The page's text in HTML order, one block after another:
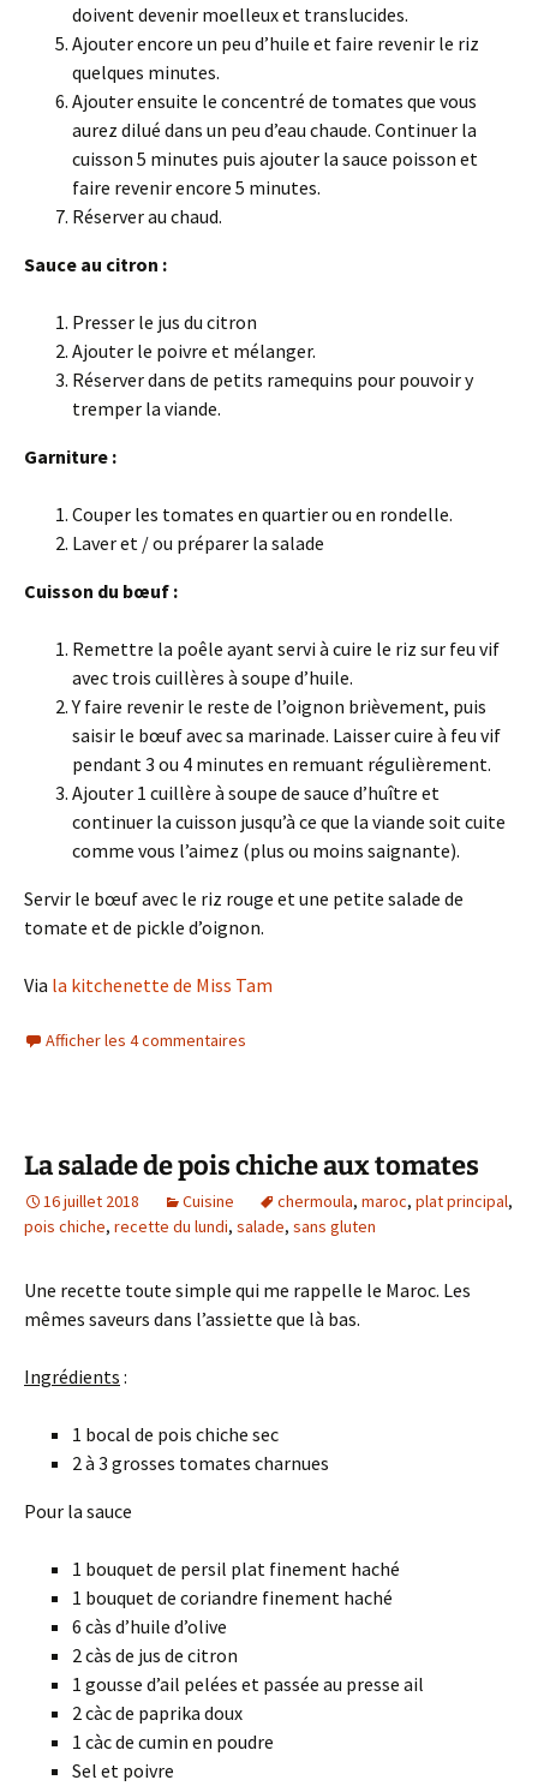
doivent devenir moelleux et translucides.
Ajouter encore un peu d’huile et faire revenir le riz
quelques minutes.
Ajouter ensuite le concentré de tomates que vous
aurez dilué dans un peu d’eau chaude. Continuer la
cuisson 5 minutes puis ajouter la sauce poisson et
faire revenir encore 5 minutes.
Réserver au chaud.
Sauce au citron :
Presser le jus du citron
Ajouter le poivre et mélanger.
Réserver dans de petits ramequins pour pouvoir y
tremper la viande.
Garniture :
Couper les tomates en quartier ou en rondelle.
Laver et / ou préparer la salade
Cuisson du bœuf :
Remettre la poêle ayant servi à cuire le riz sur feu vif
avec trois cuillères à soupe d’huile.
Y faire revenir le reste de l’oignon brièvement, puis
saisir le bœuf avec sa marinade. Laisser cuire à feu vif
pendant 3 ou 4 minutes en remuant régulièrement.
Ajouter 1 cuillère à soupe de sauce d’huître et
continuer la cuisson jusqu’à ce que la viande soit cuite
comme vous l’aimez (plus ou moins saignante).
Servir le bœuf avec le riz rouge et une petite salade de
tomate et de pickle d’oignon.
Via la kitchenette de Miss Tam
Afficher les 4 commentaires
La salade de pois chiche aux tomates
16 juillet 2018 Cuisine chermoula, maroc, plat principal,
pois chiche, recette du lundi, salade, sans gluten
Une recette toute simple qui me rappelle le Maroc. Les
mêmes saveurs dans l’assiette que là bas.
Ingrédients :
1 bocal de pois chiche sec
2 à 3 grosses tomates charnues
Pour la sauce
1 bouquet de persil plat finement haché
1 bouquet de coriandre finement haché
6 càs d’huile d’olive
2 càs de jus de citron
1 gousse d’ail pelées et passée au presse ail
2 càc de paprika doux
1 càc de cumin en poudre
Sel et poivre